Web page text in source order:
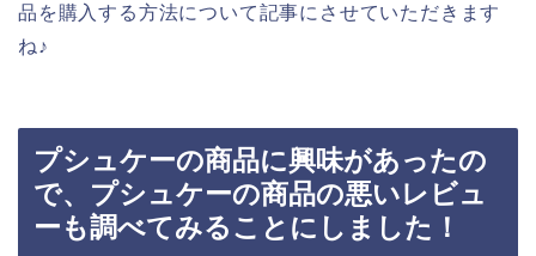
品を購入する方法について記事にさせていただきます
ね♪
プシュケーの商品に興味があったの
で、プシュケーの商品の悪いレビュ
ーも調べてみることにしました！